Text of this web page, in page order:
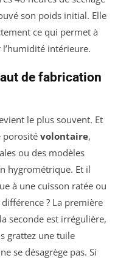
son poids initial. Elle
ce qui permet à
intérieure.
de fabrication
le plus souvent. Et
porosité volontaire,
ou des modèles
hygrométrique. Et il
à une cuisson ratée ou
? La première
seconde est irrégulière,
grattez une tuile
se désagrège pas. Si